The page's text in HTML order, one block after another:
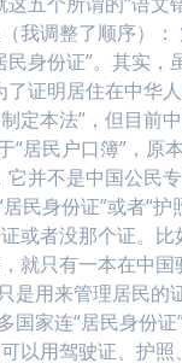
我调整了顺序）
民身份证”。其实
了证明居住在中华
定本法”，但目前
“居民户口簿”，
它并不是中国公民
居民身份证”或者“
或者没那个证。
就只有一本在中
是用来管理居民
国家连“居民身份
以用驾驶证、护